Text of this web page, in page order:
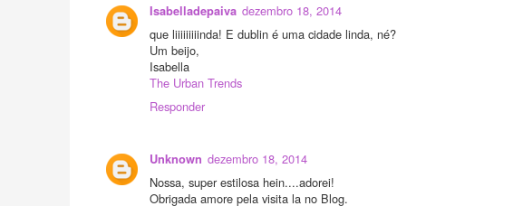
Isabelladepaiva dezembro 18, 2014
que liiiiiiiiinda! E dublin é uma cidade linda, né?
Um beijo,
Isabella
The Urban Trends
Responder
Unknown dezembro 18, 2014
Nossa, super estilosa hein....adorei!
Obrigada amore pela visita la no Blog.